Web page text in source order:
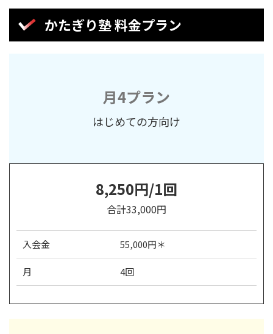
かたぎり塾 料金プラン
月4プラン
はじめての方向け
8,250円/1回
合計33,000円
入会金 55,000円＊
月 4回